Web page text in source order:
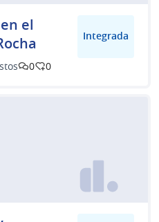
el
Integrada
0 0